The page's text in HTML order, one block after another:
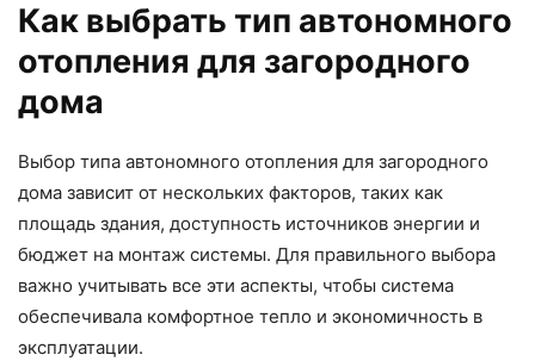
Как выбрать тип автономного
отопления для загородного
дома
Выбор типа автономного отопления для загородного
дома зависит от нескольких факторов, таких как
площадь здания, доступность источников энергии и
бюджет на монтаж системы. Для правильного выбора
важно учитывать все эти аспекты, чтобы система
обеспечивала комфортное тепло и экономичность в
эксплуатации.